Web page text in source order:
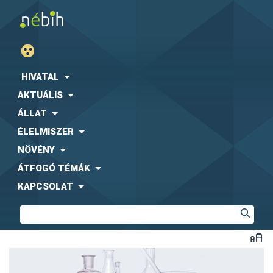
HIVATAL
AKTUÁLIS
ÁLLAT
ÉLELMISZER
NÖVÉNY
ÁTFOGÓ TÉMÁK
KAPCSOLAT